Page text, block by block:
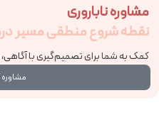
مشاوره ناباروری
نقطه شروع منطقی مسیر
کمک به شما برای تصمیم‌گیری با
مشاوره